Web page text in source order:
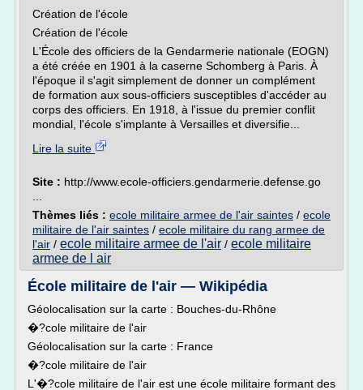
Création de l'école
Création de l'école
L'École des officiers de la Gendarmerie nationale (EOGN)
a été créée en 1901 à la caserne Schomberg à Paris. À
l'époque il s'agit simplement de donner un complément
de formation aux sous-officiers susceptibles d'accéder au
corps des officiers. En 1918, à l'issue du premier conflit
mondial, l'école s'implante à Versailles et diversifie...
Lire la suite
Site : http://www.ecole-officiers.gendarmerie.defense.go
Thèmes liés : ecole militaire armee de l'air saintes / ecole
militaire de l'air saintes / ecole militaire du rang armee de
l'air / ecole militaire armee de l'air / ecole militaire
armee de l air
École militaire de l'air — Wikipédia
Géolocalisation sur la carte : Bouches-du-Rhône
�?cole militaire de l'air
Géolocalisation sur la carte : France
�?cole militaire de l'air
L'�?cole militaire de l'air est une école militaire formant des